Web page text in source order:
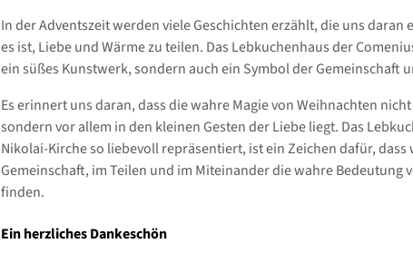
In der Adventszeit werden viele Geschichten erzählt, die uns
es ist, Liebe und Wärme zu teilen. Das Lebkuchenhaus der
ein süßes Kunstwerk, sondern auch ein Symbol der Gemeinschaft
Es erinnert uns daran, dass die wahre Magie von Weihnachten
sondern vor allem in den kleinen Gesten der Liebe liegt. Das
Nikolai-Kirche so liebevoll repräsentiert, ist ein Zeichen dafür, dass
Gemeinschaft, im Teilen und im Miteinander die wahre Bedeutung
finden.
Ein herzliches Dankeschön